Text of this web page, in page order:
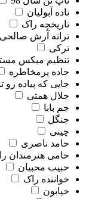
تاده آبولیان
تاریخچه راک
ترانه آرش صالحی
ترکی
تنظیم میکس
جاده پرمخاطره
جایی که پیاده
جلال همتی
جم بابا
جنگل
چینی
حامد ناصری
حامی هنرمندان
حبیب محبیان
خواننده راک
خیابون